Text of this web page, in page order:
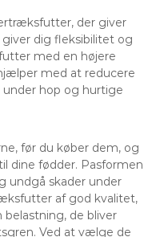
der giver
dig fleksibilitet og
med en højere
med at reducere
hop og hurtige
før du køber dem, og
dine fødder. Pasformen
undgå skader under
af god kvalitet,
belastning, de bliver
Ved at vælge de